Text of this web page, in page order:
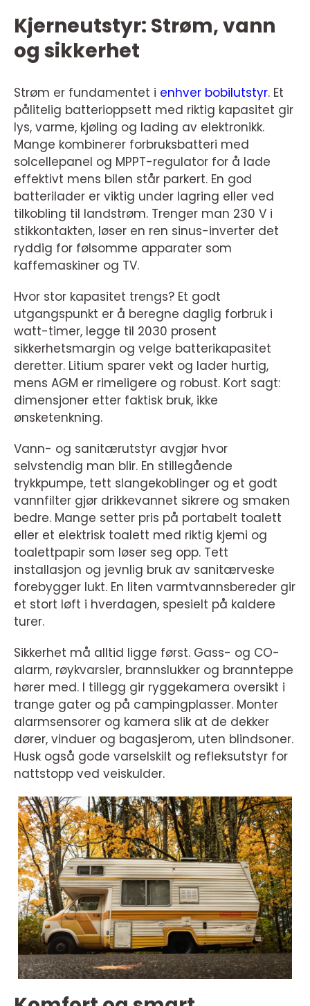
Kjerneutstyr: Strøm, vann
og sikkerhet
Strøm er fundamentet i enhver bobilutstyr. Et
pålitelig batterioppsett med riktig kapasitet gir
lys, varme, kjøling og lading av elektronikk.
Mange kombinerer forbruksbatteri med
solcellepanel og MPPT-regulator for å lade
effektivt mens bilen står parkert. En god
batterilader er viktig under lagring eller ved
tilkobling til landstrøm. Trenger man 230 V i
stikkontakten, løser en ren sinus-inverter det
ryddig for følsomme apparater som
kaffemaskiner og TV.
Hvor stor kapasitet trengs? Et godt
utgangspunkt er å beregne daglig forbruk i
watt-timer, legge til 2030 prosent
sikkerhetsmargin og velge batterikapasitet
deretter. Litium sparer vekt og lader hurtig,
mens AGM er rimeligere og robust. Kort sagt:
dimensjoner etter faktisk bruk, ikke
ønsketenkning.
Vann- og sanitærutstyr avgjør hvor
selvstendig man blir. En stillegående
trykkpumpe, tett slangekoblinger og et godt
vannfilter gjør drikkevannet sikrere og smaken
bedre. Mange setter pris på portabelt toalett
eller et elektrisk toalett med riktig kjemi og
toalettpapir som løser seg opp. Tett
installasjon og jevnlig bruk av sanitærveske
forebygger lukt. En liten varmtvannsbereder gir
et stort løft i hverdagen, spesielt på kaldere
turer.
Sikkerhet må alltid ligge først. Gass- og CO-
alarm, røykvarsler, brannslukker og brannteppe
hører med. I tillegg gir ryggekamera oversikt i
trange gater og på campingplasser. Monter
alarmsensorer og kamera slik at de dekker
dører, vinduer og bagasjerom, uten blindsoner.
Husk også gode varselskilt og refleksutstyr for
nattstopp ved veiskulder.